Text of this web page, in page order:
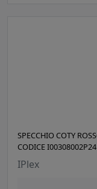
SPECCHIO COTY
CODICE I00308002P24
IPlex